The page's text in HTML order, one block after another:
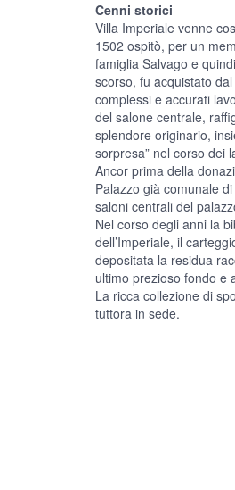
Cenni storici
Villa Imperiale venne
1502 ospitò, per un
famiglia Salvago e
scorso, fu acquistato
complessi e accurati
del salone centrale,
splendore originario,
sorpresa” nel corso dei
Ancor prima della
Palazzo già comunale
saloni centrali del
Nel corso degli anni la
dell’Imperiale, il
depositata la residua
ultimo prezioso fondo e
La ricca collezione di
tuttora in sede.